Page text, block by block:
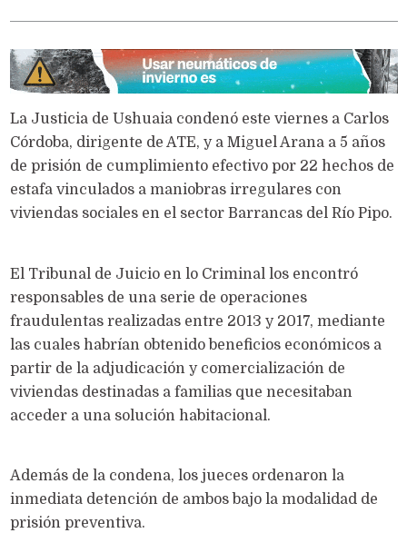
La Justicia de Ushuaia condenó este viernes a Carlos
Córdoba, dirigente de ATE, y a Miguel Arana a 5 años
de prisión de cumplimiento efectivo por 22 hechos de
estafa vinculados a maniobras irregulares con
viviendas sociales en el sector Barrancas del Río Pipo.
El Tribunal de Juicio en lo Criminal los encontró
responsables de una serie de operaciones
fraudulentas realizadas entre 2013 y 2017, mediante
las cuales habrían obtenido beneficios económicos a
partir de la adjudicación y comercialización de
viviendas destinadas a familias que necesitaban
acceder a una solución habitacional.
Además de la condena, los jueces ordenaron la
inmediata detención de ambos bajo la modalidad de
prisión preventiva.